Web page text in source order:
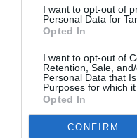
I want to opt-out of
Personal Data for
Opted In
I want to opt-out of
Retention, Sale,
Personal Data that
Purposes for which it
Opted In
CONFIRM
Ne alăturăm PMP,
a dovedit
Totodată, suntem
Președintelui Traian